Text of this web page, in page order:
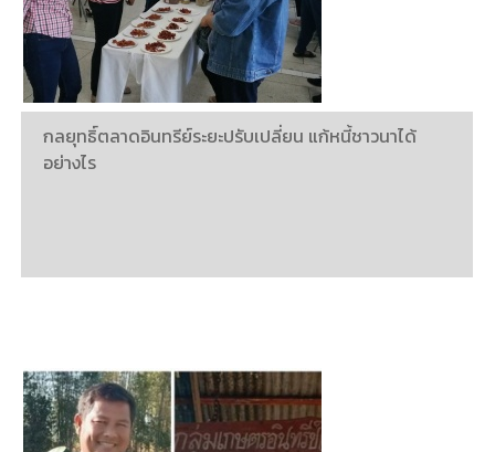
กลยุทธิ์ตลาดอินทรีย์ระยะปรับเปลี่ยน แก้หนี้ชาวนาได้
อย่างไร